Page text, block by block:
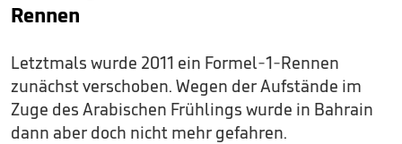
Rennen
Letztmals wurde 2011 ein Formel-1-Rennen
zunächst verschoben. Wegen der Aufstände im
Zuge des Arabischen Frühlings wurde in Bahrain
dann aber doch nicht mehr gefahren.